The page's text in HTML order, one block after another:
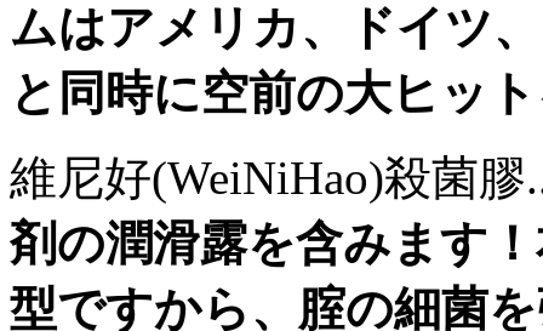
ムはアメリカ、ドイツ
と同時に空前の大ヒッ
維尼好(WeiNiHao)殺菌膠
剤の潤滑露を含みます
型ですから、腟の細菌